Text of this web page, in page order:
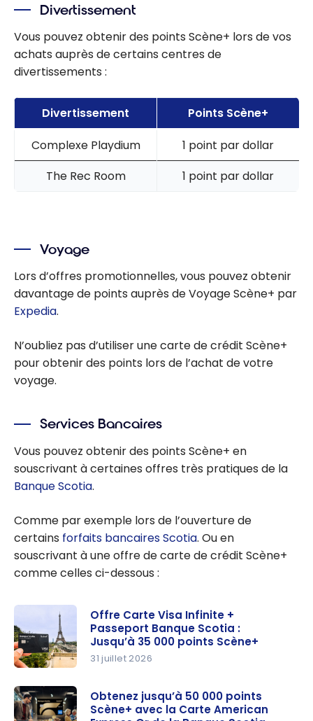
Divertissement
Vous pouvez obtenir des points Scène+ lors de vos
achats auprès de certains centres de
divertissements :
Divertissement
Points Scène+
Complexe Playdium
1 point par dollar
The Rec Room
1 point par dollar
Voyage
Lors d’offres promotionnelles, vous pouvez obtenir
davantage de points auprès de Voyage Scène+ par
Expedia.
N’oubliez pas d’utiliser une carte de crédit Scène+
pour obtenir des points lors de l’achat de votre
voyage.
Services Bancaires
Vous pouvez obtenir des points Scène+ en
souscrivant à certaines offres très pratiques de la
Banque Scotia.
Comme par exemple lors de l’ouverture de
certains forfaits bancaires Scotia. Ou en
souscrivant à une offre de carte de crédit Scène+
comme celles ci-dessous :
Carte Visa
Infinite +
Offre Carte Visa Infinite +
Passeport Banque Scotia :
Jusqu’à 35 000 points Scène+
31 juillet 2026
Obtenez jusqu’à 50 000 points
Scène+ avec la Carte American